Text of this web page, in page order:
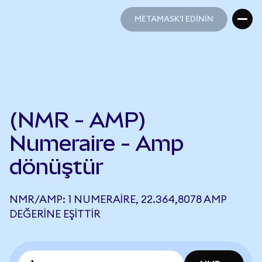
METAMASK'I EDİNİN
(NMR - AMP)
Numeraire - Amp
dönüştür
NMR/AMP: 1 NUMERAIRE, 22.364,8078 AMP
DEĞERINE EŞITTIR